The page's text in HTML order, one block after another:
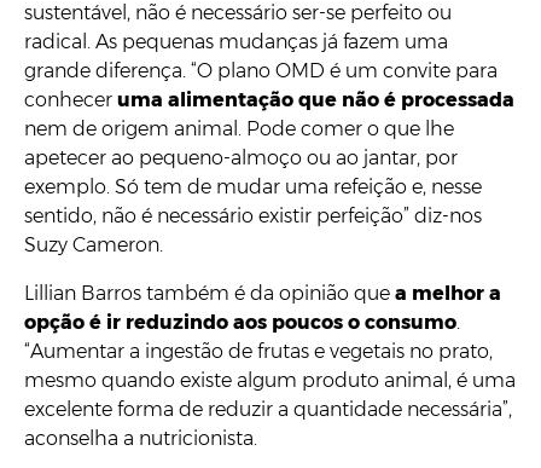
sustentável, não é necessário ser-se perfeito ou
radical. As pequenas mudanças já fazem uma
grande diferença. “O plano OMD é um convite para
conhecer uma alimentação que não é processada
nem de origem animal. Pode comer o que lhe
apetecer ao pequeno-almoço ou ao jantar, por
exemplo. Só tem de mudar uma refeição e, nesse
sentido, não é necessário existir perfeição” diz-nos
Suzy Cameron.
Lillian Barros também é da opinião que a melhor a
opção é ir reduzindo aos poucos o consumo.
“Aumentar a ingestão de frutas e vegetais no prato,
mesmo quando existe algum produto animal, é uma
excelente forma de reduzir a quantidade necessária”,
aconselha a nutricionista.